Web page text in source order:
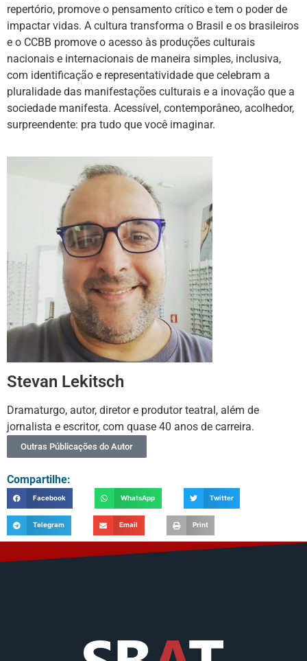
repertório, promove o pensamento crítico e tem o poder de
impactar vidas. A cultura transforma o Brasil e os brasileiros
e o CCBB promove o acesso às produções culturais
nacionais e internacionais de maneira simples, inclusiva,
com identificação e representatividade que celebram a
pluralidade das manifestações culturais e a inovação que a
sociedade manifesta. Acessível, contemporâneo, acolhedor,
surpreendente: pra tudo que você imaginar.
Stevan Lekitsch
Dramaturgo, autor, diretor e produtor teatral, além de
jornalista e escritor, com quase 40 anos de carreira.
Outras Públicações do Autor
Compartilhe:
Facebook WhatsApp Twitter
Telegram Email Print